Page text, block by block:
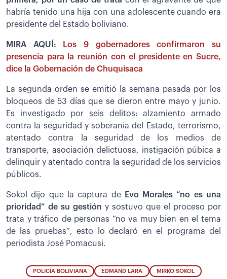
habría tenido una hija con una adolescente cuando era
presidente del Estado boliviano.
MIRA AQUÍ:
Los 9 gobernadores confirmaron su
presencia para la reunión con el presidente en Sucre,
dice la Gobernación de Chuquisaca
La segunda orden se emitió la semana pasada por los
bloqueos de 53 días que se dieron entre mayo y junio.
Es investigado por seis delitos: alzamiento armado
contra la seguridad y soberanía del Estado, terrorismo,
atentado contra la seguridad de los medios de
transporte, asociación delictuosa, instigación púbica a
delinquir y atentado contra la seguridad de los servicios
públicos.
Sokol dijo que la captura de
Evo Morales “no es una
prioridad” de su gestión y sostuvo que el proceso por
trata y tráfico de personas “no va muy bien en el tema
de las pruebas”, esto lo declaró en el programa del
periodista José Pomacusi.
POLICÍA BOLIVIANA EDMAND LARA MIRKO SOKOL